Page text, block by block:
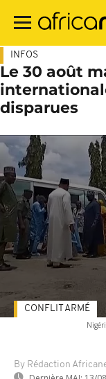
contenu
INFOS
Le 30 août
disparues
By Rédaction
CONFLIT ARMÉ